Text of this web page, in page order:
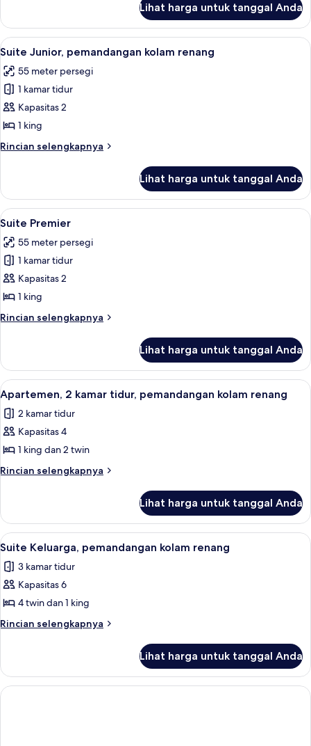
renang
Kamar
Double
Deluks,
pemandangan
kolam
renang
Lihat harga untuk tanggal Anda
Lihat
semua
foto
untuk
Suite
Junior,
pemandangan
kolam
Minibar, brankas, meja kerja, dan
5
Suite Junior, pemandangan kolam renang
55 meter persegi
1 kamar tidur
Kapasitas 2
1 king
Rincian selengkapnya
Rincian
Suite
Junior,
pemandangan
renang
Lihat harga untuk tanggal Anda
Lihat
semua
foto
untuk
Suite
Premier
5
Suite Premier
55 meter persegi
1 kamar tidur
Kapasitas 2
1 king
Rincian selengkapnya
Rincian
Suite
Premier
Lihat harga untuk tanggal Anda
Lihat
semua
foto
untuk
Apartemen,
2
pemandangan
kolam
renang
Apartemen, 2 kamar tidur,
4
Apartemen, 2 kamar tidur, pemandangan kolam renang
2 kamar tidur
Kapasitas 4
1 king dan 2 twin
Rincian selengkapnya
Rincian
Apartemen,
kamar
pemandangan
kolam
Lihat harga untuk tanggal Anda
Lihat
semua
foto
untuk
Suite
Keluarga,
renang
Suite Keluarga, pemandangan
3
Suite Keluarga, pemandangan kolam renang
3 kamar tidur
Kapasitas 6
4 twin dan 1 king
Rincian selengkapnya
Rincian
Suite
Keluarga,
pemandangan
Lihat harga untuk tanggal Anda